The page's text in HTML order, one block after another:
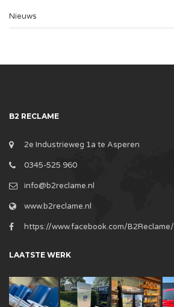
Nieuws
B2 RECLAME
2e Industrieweg 1a te Asperen
0345-525 960
info@b2reclame.nl
www.b2reclame.nl
https://www.facebook.com/B2Reclame/
LAATSTE WERK